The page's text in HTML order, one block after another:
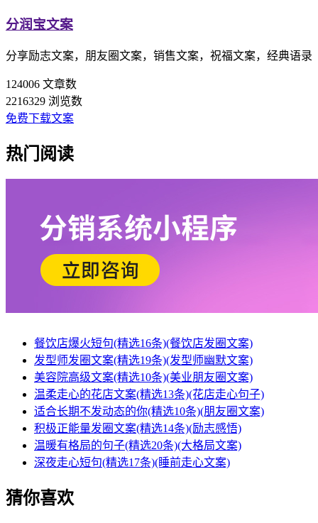
分润宝文案
分享励志文案，朋友圈文案，销售文案，祝福文案，经典语录
124006 文章数
2216329 浏览数
免费下载文案
热门阅读
餐饮店爆火短句(精选16条)(餐饮店发圈文案)
发型师发圈文案(精选19条)(发型师幽默文案)
美容院高级文案(精选10条)(美业朋友圈文案)
温柔走心的花店文案(精选13条)(花店走心句子)
适合长期不发动态的你(精选10条)(朋友圈文案)
积极正能量发圈文案(精选14条)(励志感悟)
温暖有格局的句子(精选20条)(大格局文案)
深夜走心短句(精选17条)(睡前走心文案)
猜你喜欢